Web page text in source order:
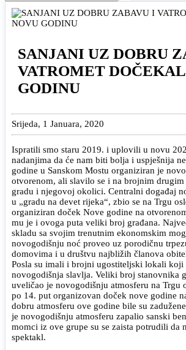
SANJANI UZ DOBRU
VATROMET
GODINU
Srijeda, 1 Januara, 2020
Ispratili smo staru 2019. i uplovili u novu
nadanjima da će nam biti bolja i uspješnija
godine u Sanskom Mostu organiziran je
otvorenom, ali slavilo se i na brojnim drugim
gradu i njegovoj okolici. Centralni događaj
u „gradu na devet rijeka“, zbio se na Trgu
organiziran doček Nove godine na
mu je i ovoga puta veliki broj građana.
skladu sa svojim trenutnim ekonomskim
novogodišnju noć proveo uz porodičnu
domovima i u društvu najbližih članova
Posla su imali i brojni ugostiteljski lokali koji
novogodišnja slavlja. Veliki broj stanovnika
uveličao je novogodišnju atmosferu na Trgu
po 14. put organizovan doček nove godine
dobru atmosferu ove godine bile su
je novogodišnju atmosferu zapalio sanski
momci iz ove grupe su se zaista potrudili da
spektakl.